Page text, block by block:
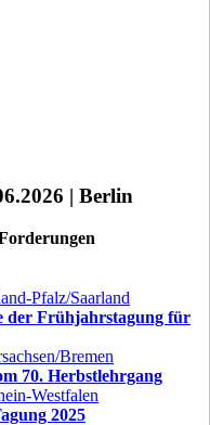
| Berlin
der Frühjahrstagung für
70. Herbstlehrgang
2025